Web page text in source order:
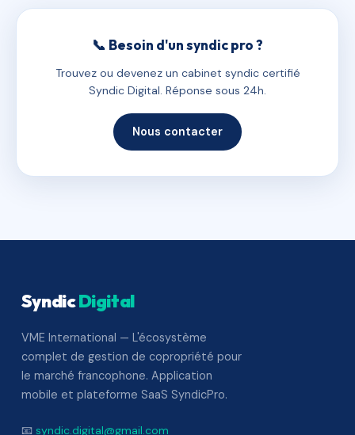
📞 Besoin d'un syndic pro ?
Trouvez ou devenez un cabinet syndic certifié
Syndic Digital. Réponse sous 24h.
Nous contacter
SyndicDigital
VME International — L'écosystème
complet de gestion de copropriété pour
le marché francophone. Application
mobile et plateforme SaaS SyndicPro.
📧 syndic.digital@gmail.com